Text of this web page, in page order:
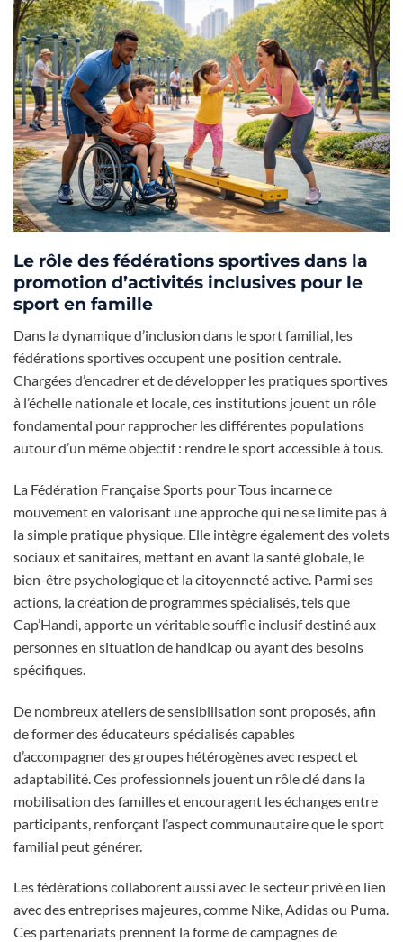
Le rôle des fédérations sportives dans la
promotion d’activités inclusives pour le
sport en famille
Dans la dynamique d’inclusion dans le sport familial, les
fédérations sportives occupent une position centrale.
Chargées d’encadrer et de développer les pratiques sportives
à l’échelle nationale et locale, ces institutions jouent un rôle
fondamental pour rapprocher les différentes populations
autour d’un même objectif : rendre le sport accessible à tous.
La Fédération Française Sports pour Tous incarne ce
mouvement en valorisant une approche qui ne se limite pas à
la simple pratique physique. Elle intègre également des volets
sociaux et sanitaires, mettant en avant la santé globale, le
bien-être psychologique et la citoyenneté active. Parmi ses
actions, la création de programmes spécialisés, tels que
Cap’Handi, apporte un véritable souffle inclusif destiné aux
personnes en situation de handicap ou ayant des besoins
spécifiques.
De nombreux ateliers de sensibilisation sont proposés, afin
de former des éducateurs spécialisés capables
d’accompagner des groupes hétérogènes avec respect et
adaptabilité. Ces professionnels jouent un rôle clé dans la
mobilisation des familles et encouragent les échanges entre
participants, renforçant l’aspect communautaire que le sport
familial peut générer.
Les fédérations collaborent aussi avec le secteur privé en lien
avec des entreprises majeures, comme Nike, Adidas ou Puma.
Ces partenariats prennent la forme de campagnes de